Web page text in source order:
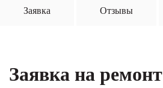
Заявка Отзывы
Заявка на ремонт